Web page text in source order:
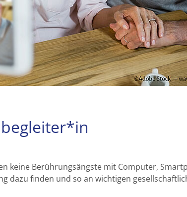
keine Berührungsängste mit Computer,
dazu finden und so an wichtigen